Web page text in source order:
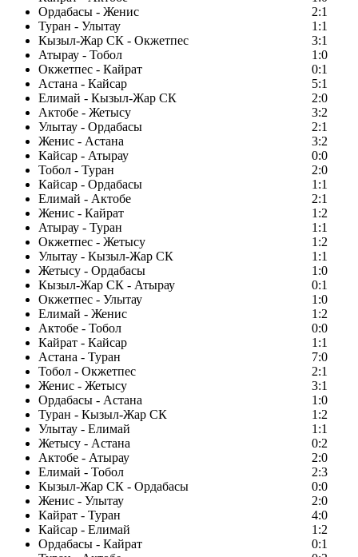
Ордабасы - Женис
2:1
Туран - Улытау
1:1
Кызыл-Жар СК - Окжетпес
3:1
Атырау - Тобол
1:0
Окжетпес - Кайрат
0:1
Астана - Кайсар
5:1
Елимай - Кызыл-Жар СК
2:0
Актобе - Жетысу
3:2
Улытау - Ордабасы
2:1
Женис - Астана
3:2
Кайсар - Атырау
0:0
Тобол - Туран
2:0
Кайсар - Ордабасы
1:1
Елимай - Актобе
2:1
Женис - Кайрат
1:2
Атырау - Туран
1:1
Окжетпес - Жетысу
1:2
Улытау - Кызыл-Жар СК
1:1
Жетысу - Ордабасы
1:0
Кызыл-Жар СК - Атырау
0:1
Окжетпес - Улытау
1:0
Елимай - Женис
1:2
Актобе - Тобол
0:0
Кайрат - Кайсар
1:1
Астана - Туран
7:0
Тобол - Окжетпес
2:1
Женис - Жетысу
3:1
Ордабасы - Астана
1:0
Туран - Кызыл-Жар СК
1:2
Улытау - Елимай
1:1
Жетысу - Астана
0:2
Актобе - Атырау
2:0
Елимай - Тобол
2:3
Кызыл-Жар СК - Ордабасы
0:0
Женис - Улытау
2:0
Кайрат - Туран
4:0
Кайсар - Елимай
1:2
Ордабасы - Кайрат
0:1